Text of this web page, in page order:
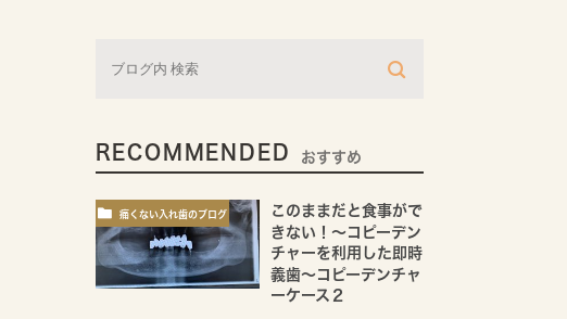
RECOMMENDED おすすめ
痛くない入れ歯のブログ
このままだと食事がで
きない！～コピーデン
チャーを利用した即時
義歯～コピーデンチャ
ーケース２